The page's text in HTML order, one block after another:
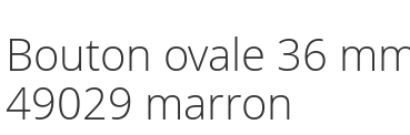
Bouton ovale 36
49029 marron